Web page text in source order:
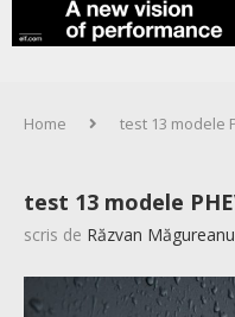
Home test 13 modele
test 13 modele
scris de Răzvan Măgureanu